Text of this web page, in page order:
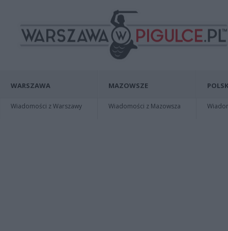
WARSZAWA
Wiadomości z Warszawy
MAZOWSZE
Wiadomości z Mazowsza